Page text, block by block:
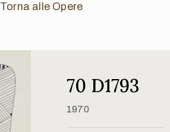
Torna alle Opere
70 D1793
1970